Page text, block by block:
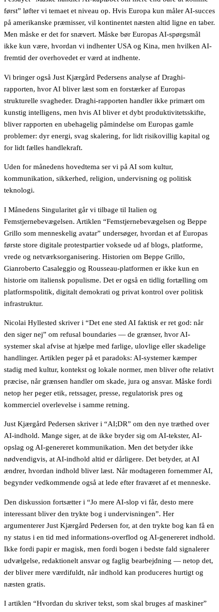
først” løfter vi temaet et niveau op. Hvis Europa kun måler AI-succes
på amerikanske præmisser, vil kontinentet næsten altid ligne en taber.
Men måske er det for snævert. Måske bør Europas AI-spørgsmål
ikke kun være, hvordan vi indhenter USA og Kina, men hvilken AI-
fremtid der overhovedet er værd at indhente.
Vi bringer også Just Kjærgård Pedersens analyse af Draghi-
rapporten, hvor AI bliver læst som en forstærker af Europas
strukturelle svagheder. Draghi-rapporten handler ikke primært om
kunstig intelligens, men hvis AI bliver et dybt produktivitetsskifte,
bliver rapporten en ubehagelig påmindelse om Europas gamle
problemer: dyr energi, svag skalering, for lidt risikovillig kapital og
for lidt fælles handlekraft.
Uden for månedens hovedtema ser vi på AI som kultur,
kommunikation, sikkerhed, religion, undervisning og politisk
teknologi.
I Månedens Singularitet går vi tilbage til Italien og
Femstjernebevægelsen. Artiklen “Femstjernebevægelsen og Beppe
Grillo som menneskelig avatar” undersøger, hvordan et af Europas
første store digitale protestpartier voksede ud af blogs, platforme,
vrede og netværksorganisering. Historien om Beppe Grillo,
Gianroberto Casaleggio og Rousseau-platformen er ikke kun en
historie om italiensk populisme. Det er også en tidlig fortælling om
platformspolitik, digitalt demokrati og privat kontrol over politisk
infrastruktur.
Nicolai Hyllested skriver i “Det ene sted AI faktisk er ret god: når
den siger nej” om refusal boundaries — de grænser, hvor AI-
systemer skal afvise at hjælpe med farlige, ulovlige eller skadelige
handlinger. Artiklen peger på et paradoks: AI-systemer kæmper
stadig med kultur, kontekst og lokale normer, men bliver ofte relativt
præcise, når grænsen handler om skade, jura og ansvar. Måske fordi
netop her peger etik, retssager, presse, regulatorisk pres og
kommerciel overlevelse i samme retning.
Just Kjærgård Pedersen skriver i “AI;DR” om den nye træthed over
AI-indhold. Mange siger, at de ikke bryder sig om AI-tekster, AI-
opslag og AI-genereret kommunikation. Men det betyder ikke
nødvendigvis, at AI-indhold altid er dårligere. Det betyder, at AI
ændrer, hvordan indhold bliver læst. Når modtageren fornemmer AI,
begynder vedkommende også at lede efter fraværet af et menneske.
Den diskussion fortsætter i “Jo mere AI-slop vi får, desto mere
interessant bliver den trykte bog i undervisningen”. Her
argumenterer Just Kjærgård Pedersen for, at den trykte bog kan få en
ny status i en tid med informations-overflod og AI-genereret indhold.
Ikke fordi papir er magisk, men fordi bogen i bedste fald signalerer
udvælgelse, redaktionelt ansvar og faglig bearbejdning — netop det,
der bliver mere værdifuldt, når indhold kan produceres hurtigt og
næsten gratis.
I artiklen “Hvordan du skriver tekst, som skal bruges af maskiner”